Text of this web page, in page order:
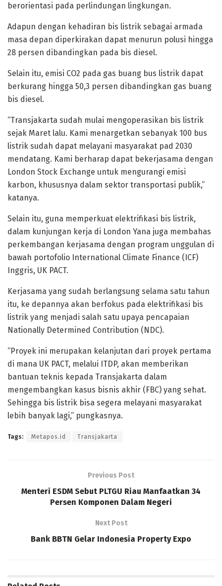
berorientasi pada perlindungan lingkungan.
Adapun dengan kehadiran bis listrik sebagai armada
masa depan diperkirakan dapat menurun polusi hingga
28 persen dibandingkan pada bis diesel.
Selain itu, emisi CO2 pada gas buang bus listrik dapat
berkurang hingga 50,3 persen dibandingkan gas buang
bis diesel.
“Transjakarta sudah mulai mengoperasikan bis listrik
sejak Maret lalu. Kami menargetkan sebanyak 100 bus
listrik sudah dapat melayani masyarakat pad 2030
mendatang. Kami berharap dapat bekerjasama dengan
London Stock Exchange untuk mengurangi emisi
karbon, khususnya dalam sektor transportasi publik,”
katanya.
Selain itu, guna memperkuat elektrifikasi bis listrik,
dalam kunjungan kerja di London Yana juga membahas
perkembangan kerjasama dengan program unggulan di
bawah portofolio International Climate Finance (ICF)
Inggris, UK PACT.
Kerjasama yang sudah berlangsung selama satu tahun
itu, ke depannya akan berfokus pada elektrifikasi bis
listrik yang menjadi salah satu upaya pencapaian
Nationally Determined Contribution (NDC).
“Proyek ini merupakan kelanjutan dari proyek pertama
di mana UK PACT, melalui ITDP, akan memberikan
bantuan teknis kepada Transjakarta dalam
mengembangkan kasus bisnis akhir (FBC) yang sehat.
Sehingga bis listrik bisa segera melayani masyarakat
lebih banyak lagi,” pungkasnya.
Tags: Metapos.id Transjakarta
Previous Post
Menteri ESDM Sebut PLTGU Riau Manfaatkan 34
Persen Komponen Dalam Negeri
Next Post
Bank BBTN Gelar Indonesia Property Expo